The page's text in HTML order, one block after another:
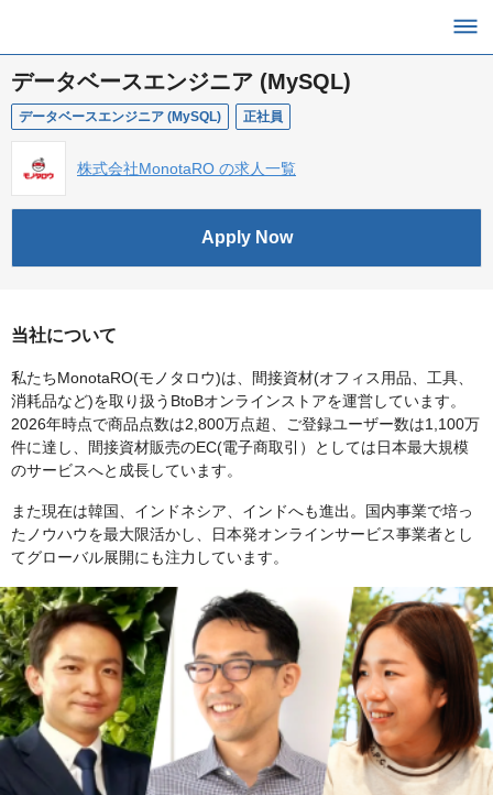
データベースエンジニア (MySQL)
データベースエンジニア (MySQL) 正社員
株式会社MonotaRO の求人一覧
Apply Now
当社について
私たちMonotaRO(モノタロウ)は、間接資材(オフィス用品、工具、
消耗品など)を取り扱うBtoBオンラインストアを運営しています。
2026年時点で商品点数は2,800万点超、ご登録ユーザー数は1,100万
件に達し、間接資材販売のEC(電子商取引）としては日本最大規模
のサービスへと成長しています。
また現在は韓国、インドネシア、インドへも進出。国内事業で培っ
たノウハウを最大限活かし、日本発オンラインサービス事業者とし
てグローバル展開にも注力しています。